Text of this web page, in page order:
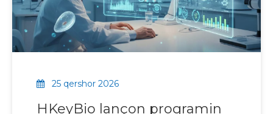
25 qershor 2026
HKeyBio lançon programin